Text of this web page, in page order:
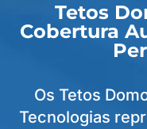
Tetos
Cobertura
Os Tetos
Tecnologias